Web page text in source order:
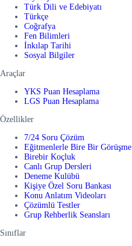
Türk Dili ve Edebiyatı
Türkçe
Coğrafya
Fen Bilimleri
İnkılap Tarihi
Sosyal Bilgiler
Araçlar
YKS Puan Hesaplama
LGS Puan Hesaplama
Özellikler
7/24 Soru Çözüm
Eğitmenlerle Bire Bir Görüşme
Birebir Koçluk
Canlı Grup Dersleri
Deneme Kulübü
Kişiye Özel Soru Bankası
Konu Anlatım Videoları
Çözümlü Testler
Grup Rehberlik Seansları
Sınıflar